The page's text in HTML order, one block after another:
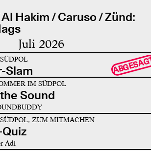
Hakim / Caruso / Zünd:
Juli 2026
Slam
IM SÜDPOL
Sound
ZUM MITMACHEN
Adi